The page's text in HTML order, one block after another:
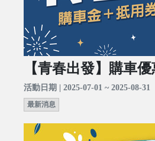
【青春出發】購車
活動日期 | 2025-07-01 ~ 2025-08-31
最新消息